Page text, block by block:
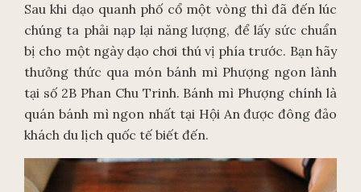
Sau khi dạo quanh phố cổ một vòng thì đã đến lúc
chúng ta phải nạp lại năng lượng, để lấy sức chuẩn
bị cho một ngày dạo chơi thú vị phía trước. Bạn hãy
thưởng thức qua món bánh mì Phượng ngon lành
tại số 2B Phan Chu Trinh. Bánh mì Phượng chính là
quán bánh mì ngon nhất tại Hội An được đông đảo
khách du lịch quốc tế biết đến.